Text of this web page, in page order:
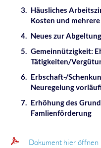
Häusliches
Kosten und
Neues zur
Gemeinnützigkeit:
Tätigkeiten/
Erbschaft-/
Neuregelung
Erhöhung des
Famlienförderung
Dokument hier öffnen